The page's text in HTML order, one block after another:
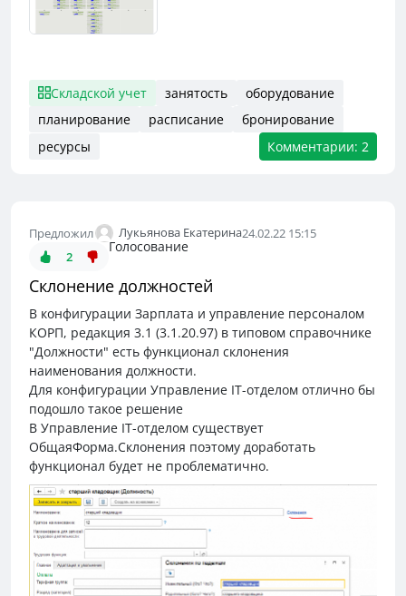
Складской учет занятость
оборудование
планирование
расписание
бронирование
ресурсы
Комментарии: 2
Предложил Лукьянова Екатерина24.02.22 15:15
2
Голосование
Склонение должностей
В конфигурации Зарплата и управление персоналом
КОРП, редакция 3.1 (3.1.20.97) в типовом справочнике
"Должности" есть функционал склонения
наименования должности.
Для конфигурации Управление IT-отделом отлично бы
подошло такое решение
В Управление IT-отделом существует
ОбщаяФорма.Склонения поэтому доработать
функционал будет не проблематично.